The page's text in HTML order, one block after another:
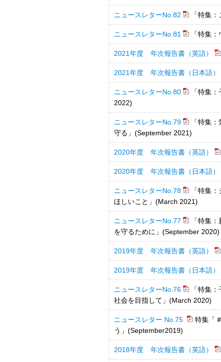
ニュースレターNo.82 「特集
ニュースレターNo.81 「特集
2021年度 年次報告書（英語）
2021年度 年次報告書（日本語）
ニュースレターNo.80
「特集
2022)
ニュースレターNo.79
「特集
守る」(September 2021)
2020年度 年次報告書（英語）
2020年度 年次報告書（日本語）
ニュースレターNo.78
「特集
ほしいこと」(March 2021)
ニュースレターNo.77
「特集
を守るために」(September 2020)
2019年度 年次報告書（英語）
2019年度 年次報告書（日本語）
ニュースレターNo.76
「特集
社会を目指して」(March 2020)
ニュースレター No.75
特集「
う」(September2019)
2018年度 年次報告書（英語）